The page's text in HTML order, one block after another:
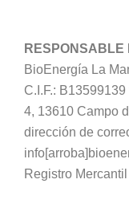
RESPONSABLE
BioEnergía La
C.I.F.:
4, 13610 Campo
dirección de
Registro